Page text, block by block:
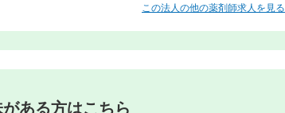
この法人の他の薬剤師求人を見る
ある方はこちら